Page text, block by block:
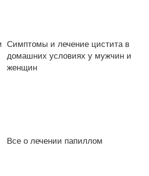
Симптомы и лечение цистита в
домашних условиях у мужчин и
женщин
Все о лечении папиллом